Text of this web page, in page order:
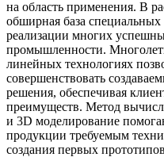
на область применения. В
обширная база
реализации многих
промышленности.
линейных технологиях
совершенствовать
решения, обеспечивая
преимуществ. Метод
и 3D моделирование
продукции требуемым
создания первых